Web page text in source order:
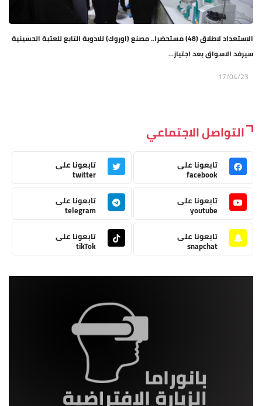
الاستعداد لاطلاق (48) مستحضرا.. مصنع (اوروك) للادوية التابع للعتبة الحسينية
سيرفد الاسواق بعد اجتياز...
17/04/23
التواصل الاجتماعي
تابعونا على
facebook
تابعونا على
twitter
تابعونا على
youtube
تابعونا على
telegram
تابعونا على
snapchat
تابعونا على
tikTok